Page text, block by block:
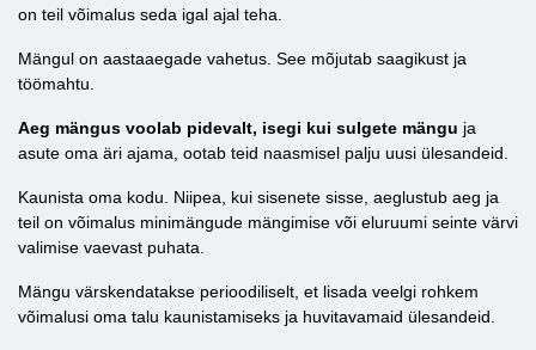
on teil võimalus seda igal ajal teha.
Mängul on aastaaegade vahetus. See mõjutab saagikust ja
töömahtu.
Aeg mängus voolab pidevalt, isegi kui sulgete mängu ja
asute oma äri ajama, ootab teid naasmisel palju uusi ülesandeid.
Kaunista oma kodu. Niipea, kui sisenete sisse, aeglustub aeg ja
teil on võimalus minimängude mängimise või eluruumi seinte värvi
valimise vaevast puhata.
Mängu värskendatakse perioodiliselt, et lisada veelgi rohkem
võimalusi oma talu kaunistamiseks ja huvitavamaid ülesandeid.